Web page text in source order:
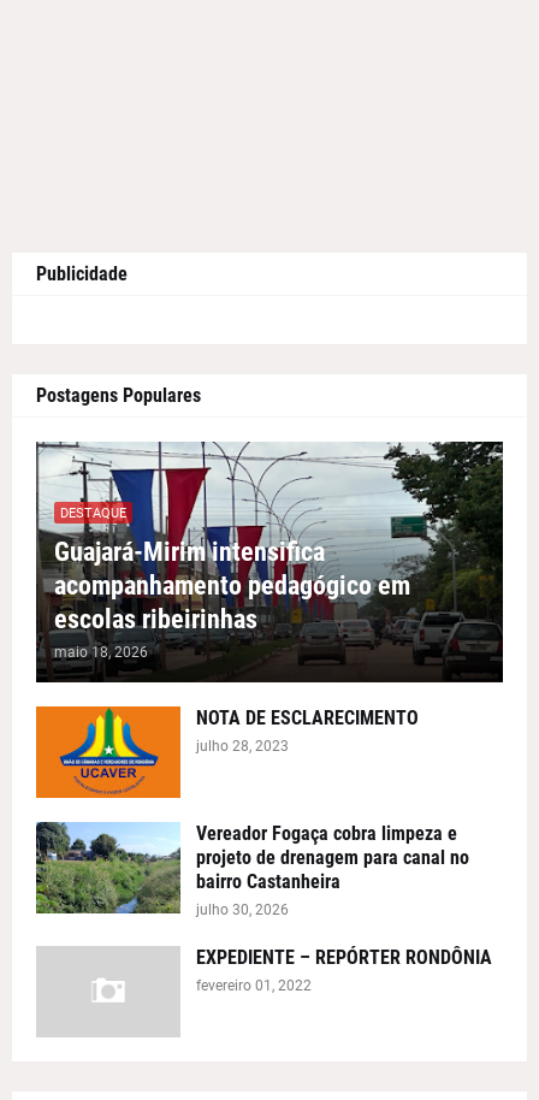
Publicidade
Postagens Populares
DESTAQUE
Guajará-Mirim intensifica
acompanhamento pedagógico em
escolas ribeirinhas
maio 18, 2026
NOTA DE ESCLARECIMENTO
julho 28, 2023
Vereador Fogaça cobra limpeza e
projeto de drenagem para canal no
bairro Castanheira
julho 30, 2026
EXPEDIENTE – REPÓRTER RONDÔNIA
fevereiro 01, 2022